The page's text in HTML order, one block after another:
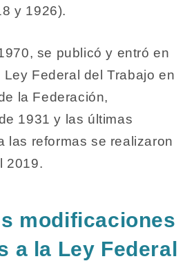
y 1926).
se publicó y entró en
Federal del Trabajo en
la Federación,
1931 y las últimas
las reformas se realizaron
2019.
modificaciones
a la Ley Federal